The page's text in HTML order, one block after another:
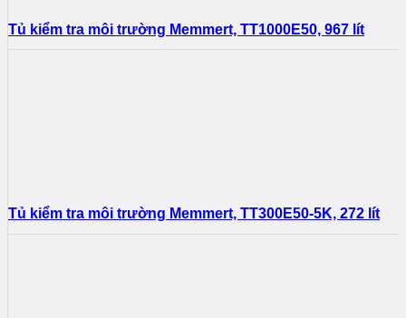
Tủ kiểm tra môi trường Memmert, TT1000E50, 967 lít
Tủ kiểm tra môi trường Memmert, TT300E50-5K, 272 lít